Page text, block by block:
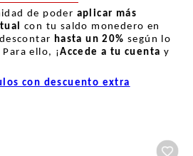
de poder aplicar más
con tu saldo monedero en
hasta un 20% según lo
ello, ¡Accede a tu cuenta y
con descuento extra